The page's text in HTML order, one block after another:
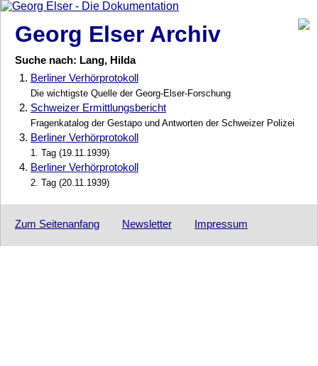
Georg Elser Archiv
Suche nach: Lang, Hilda
1. Berliner Verhörprotokoll
Die wichtigste Quelle der Georg-Elser-Forschung
2. Schweizer Ermittlungsbericht
Fragenkatalog der Gestapo und Antworten der Schweizer Polizei
3. Berliner Verhörprotokoll
1. Tag (19.11.1939)
4. Berliner Verhörprotokoll
2. Tag (20.11.1939)
Zum Seitenanfang Newsletter Impressum